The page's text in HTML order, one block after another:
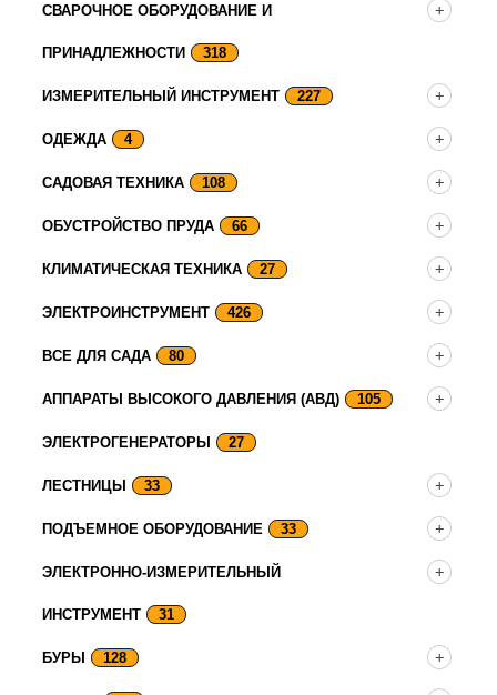
СВАРОЧНОЕ ОБОРУДОВАНИЕ И
ПРИНАДЛЕЖНОСТИ 318
ИЗМЕРИТЕЛЬНЫЙ ИНСТРУМЕНТ 227
ОДЕЖДА 4
САДОВАЯ ТЕХНИКА 108
ОБУСТРОЙСТВО ПРУДА 66
КЛИМАТИЧЕСКАЯ ТЕХНИКА 27
ЭЛЕКТРОИНСТРУМЕНТ 426
ВСЕ ДЛЯ САДА 80
АППАРАТЫ ВЫСОКОГО ДАВЛЕНИЯ (АВД) 105
ЭЛЕКТРОГЕНЕРАТОРЫ 27
ЛЕСТНИЦЫ 33
ПОДЪЕМНОЕ ОБОРУДОВАНИЕ 33
ЭЛЕКТРОННО-ИЗМЕРИТЕЛЬНЫЙ
ИНСТРУМЕНТ 31
БУРЫ 128